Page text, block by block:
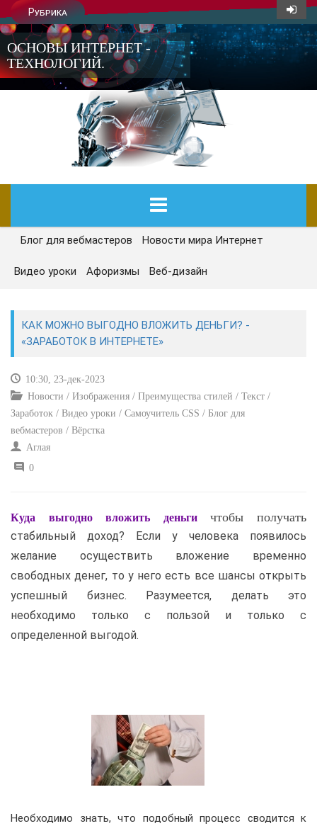
Рубрика
ОСНОВЫ ИНТЕРНЕТ -
ТЕХНОЛОГИЙ.
ГЛАВНАЯ
СЕГОДНЯ
РЕМОНТ И СОВЕТЫ
ИНТЕРНЕТ И СВЯЗЬ
Блог для вебмастеров Новости мира Интернет
Видео уроки Афоризмы Веб-дизайн
КАК МОЖНО ВЫГОДНО ВЛОЖИТЬ ДЕНЬГИ? -
«ЗАРАБОТОК В ИНТЕРНЕТЕ»
10:30, 23-дек-2023
Новости / Изображения / Преимущества стилей / Текст /
Заработок / Видео уроки / Самоучитель CSS / Блог для
вебмастеров / Вёрстка
Аглая
0
Куда выгодно вложить деньгичтобы получать
стабильный доход? Если у человека появилось
желание осуществить вложение временно
свободных денег, то у него есть все шансы открыть
успешный бизнес. Разумеется, делать это
необходимо только с пользой и только с
определенной выгодой.
Необходимо знать, что подобный процесс сводится к